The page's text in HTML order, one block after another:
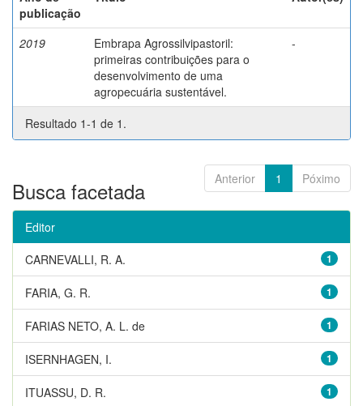
publicação
2019
Embrapa Agrossilvipastoril:
primeiras contribuições para o
desenvolvimento de uma
agropecuária sustentável.
-
Resultado 1-1 de 1.
Anterior 1 Póximo
Busca facetada
Editor
1
CARNEVALLI, R. A.
1
FARIA, G. R.
1
FARIAS NETO, A. L. de
1
ISERNHAGEN, I.
1
ITUASSU, D. R.